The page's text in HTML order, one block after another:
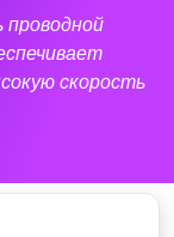
проводной
скорость